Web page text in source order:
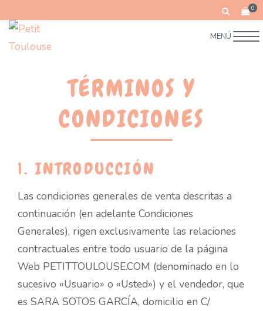
0
MENÚ
TÉRMINOS Y
CONDICIONES
1. INTRODUCCIÓN
Las condiciones generales de venta descritas a
continuación (en adelante Condiciones
Generales), rigen exclusivamente las relaciones
contractuales entre todo usuario de la página
Web PETITTOULOUSE.COM (denominado en lo
sucesivo «Usuario» o «Usted») y el vendedor, que
es SARA SOTOS GARCÍA, domicilio en C/